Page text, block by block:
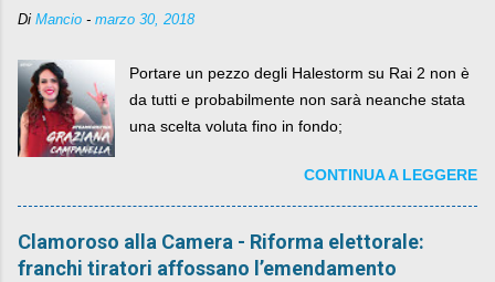
Di Mancio - marzo 30, 2018
Portare un pezzo degli Halestorm su Rai 2 non è
da tutti e probabilmente non sarà neanche stata
una scelta voluta fino in fondo;
CONTINUA A LEGGERE
Clamoroso alla Camera - Riforma elettorale:
franchi tiratori affossano l’emendamento